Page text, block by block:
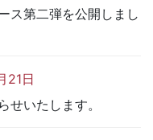
ス第二弾を公開しまし
21日
せいたします。